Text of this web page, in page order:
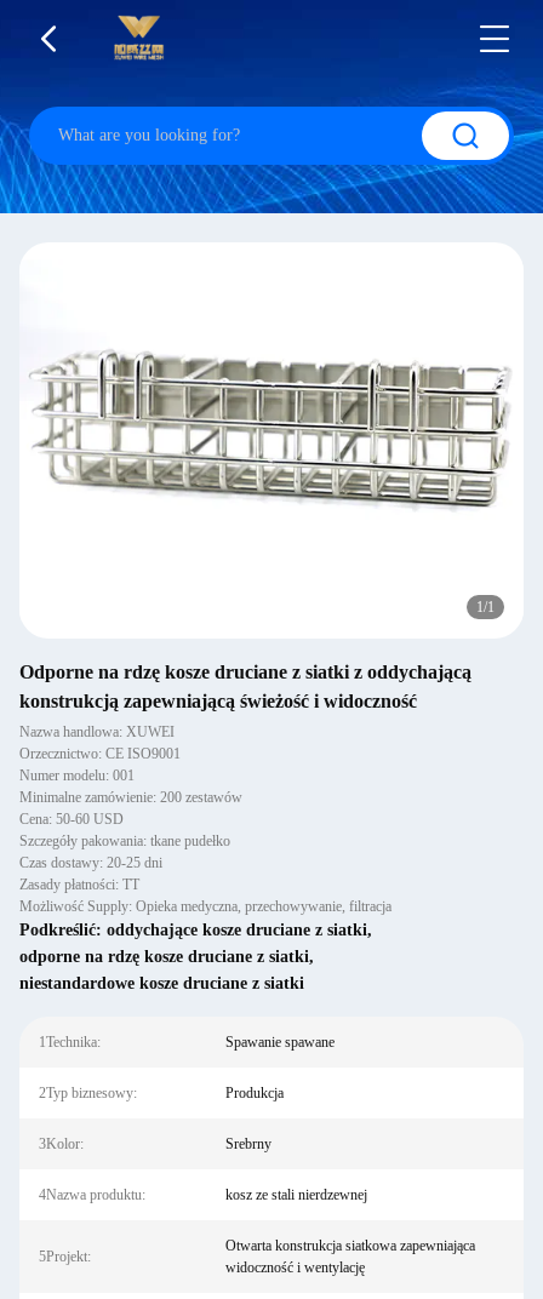
1/1
Odporne na rdzę kosze druciane z siatki z oddychającą
konstrukcją zapewniającą świeżość i widoczność
Nazwa handlowa: XUWEI
Orzecznictwo: CE ISO9001
Numer modelu: 001
Minimalne zamówienie: 200 zestawów
Cena: 50-60 USD
Szczegóły pakowania: tkane pudełko
Czas dostawy: 20-25 dni
Zasady płatności: TT
Możliwość Supply: Opieka medyczna, przechowywanie, filtracja
Podkreślić: oddychające kosze druciane z siatki,
odporne na rdzę kosze druciane z siatki,
niestandardowe kosze druciane z siatki
1Technika: Spawanie spawane
2Typ biznesowy: Produkcja
3Kolor: Srebrny
4Nazwa produktu: kosz ze stali nierdzewnej
5Projekt:
Otwarta konstrukcja siatkowa zapewniająca
widoczność i wentylację